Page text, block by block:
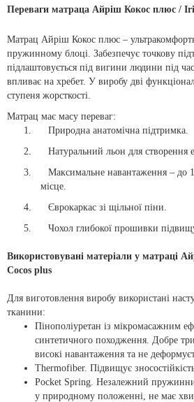
Переваги матраца Айріш Кокос плюс /
Матрац Айріш Кокос плюс –
пружинному блоці. Забезпечує точкову
підлаштовується під вигини людини під
впливає на хребет. У виробу дві
ступеня жорсткості.
Матрац має масу переваг:
1.
Природна анатомічна підтримка.
2.
Натуральний льон для створення
3.
Максимальне навантаження – до
місце.
4.
Єврокаркас зі щільної піни.
5.
Чохол глибокої прошивки
Використовувані матеріали у матраці
Cocos plus
Для виготовлення виробу використані
тканини:
Пінополіуретан із мікромасажним
синтетичного походження. Добре
високі навантаження та не
Thermofiber. Підвищує
Pocket Spring. Незалежний
у природному положенні, не має